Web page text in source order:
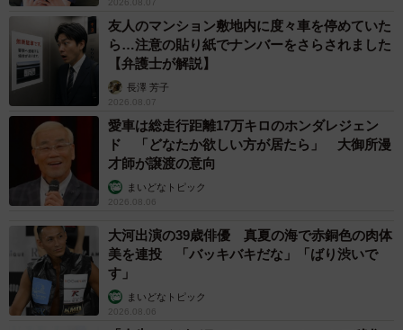
2026.08.07
友人のマンション敷地内に度々車を停めていた
ら…注意の貼り紙でナンバーをさらされました
【弁護士が解説】
長澤 芳子
2026.08.07
愛車は総走行距離17万キロのホンダレジェン
ド 「どなたか欲しい方が居たら」 大御所漫
才師が譲渡の意向
まいどなトピック
2026.08.06
大河出演の39歳俳優 真夏の海で赤銅色の肉体
美を連投 「バッキバキだな」「ばり渋いで
す」
まいどなトピック
2026.08.06